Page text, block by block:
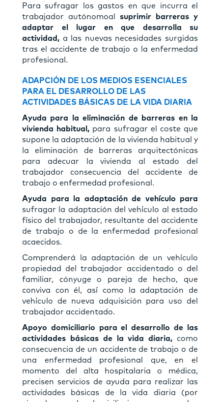
Para sufragar los gastos en que incurra el
trabajador autónomoal suprimir barreras y
adaptar el lugar en que desarrolla su
actividad, a las nuevas necesidades surgidas
tras el accidente de trabajo o la enfermedad
profesional.
ADAPCIÓN DE LOS MEDIOS ESENCIALES
PARA EL DESARROLLO DE LAS
ACTIVIDADES BÁSICAS DE LA VIDA DIARIA
Ayuda para la eliminación de barreras en la
vivienda habitual, para sufragar el coste que
supone la adaptación de la vivienda habitual y
la eliminación de barreras arquitectónicas
para adecuar la vivienda al estado del
trabajador consecuencia del accidente de
trabajo o enfermedad profesional.
Ayuda para la adaptación de vehículo para
sufragar la adaptación del vehículo al estado
físico del trabajador, resultante del accidente
de trabajo o de la enfermedad profesional
acaecidos.
Comprenderá la adaptación de un vehículo
propiedad del trabajador accidentado o del
familiar, cónyuge o pareja de hecho, que
conviva con él, así como la adaptación de
vehículo de nueva adquisición para uso del
trabajador accidentado.
Apoyo domiciliario para el desarrollo de las
actividades básicas de la vida diaria, como
consecuencia de un accidente de trabajo o de
una enfermedad profesional que, en el
momento del alta hospitalaria o médica,
precisen servicios de ayuda para realizar las
actividades básicas de la vida diaria (por